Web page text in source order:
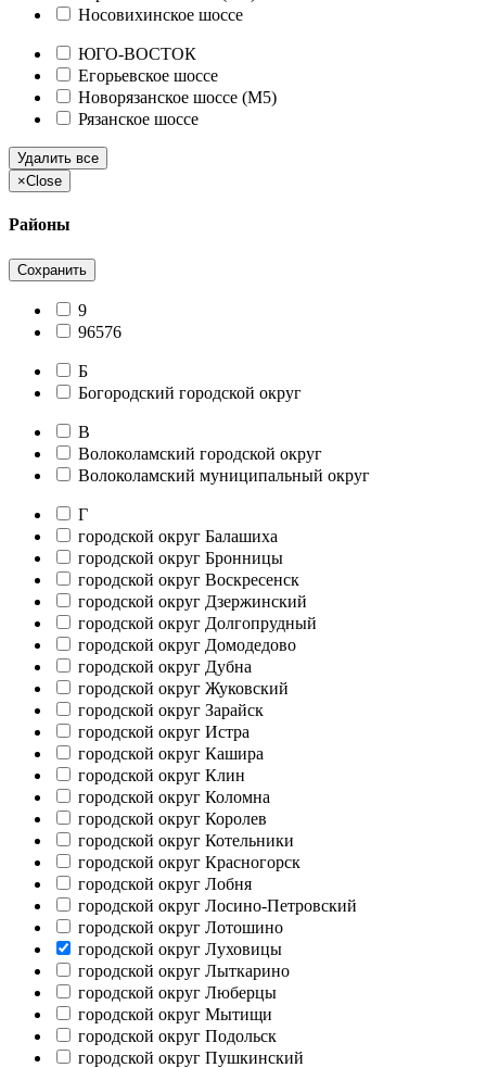
Носовихинское шоссе
ЮГО-ВОСТОК
Егорьевское шоссе
Новорязанское шоссе (М5)
Рязанское шоссе
Удалить все
×Close
Районы
Сохранить
9
96576
Б
Богородский городской округ
В
Волоколамский городской округ
Волоколамский муниципальный округ
Г
городской округ Балашиха
городской округ Бронницы
городской округ Воскресенск
городской округ Дзержинский
городской округ Долгопрудный
городской округ Домодедово
городской округ Дубна
городской округ Жуковский
городской округ Зарайск
городской округ Истра
городской округ Кашира
городской округ Клин
городской округ Коломна
городской округ Королев
городской округ Котельники
городской округ Красногорск
городской округ Лобня
городской округ Лосино-Петровский
городской округ Лотошино
городской округ Луховицы
городской округ Лыткарино
городской округ Люберцы
городской округ Мытищи
городской округ Подольск
городской округ Пушкинский